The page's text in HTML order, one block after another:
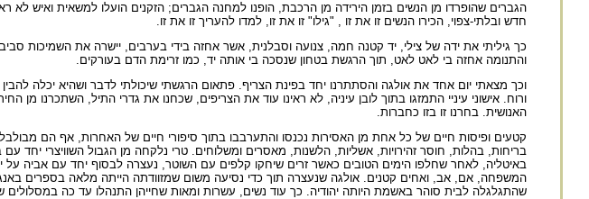
הגברים שהופרדו מן הנשים בזמן הירידה מן הרכבת, הופנו למחנה הגברים; הזקנים הועלו למשאית ואיש לא
חדש ובלתי-צפוי, הכירו הנשים זו את זו , "גילו" זו את זו, למדו להעריך זו את זו.
כך גיליתי את ידה של צילי, יד קטנה חמה, צנועה וסבלנית, אשר אחזה בידי בערבים, יישרה את השמיכות
והתנומה אחזה בי לאט לאט, תוך הרגשת בטחון שנסכה בי אותה יד, כמו זרימת הדם בעורקים.
וכך מצאתי יום אחד את אולגה והסתתרנו יחד בפינת הצריף. פתאום הרגשתי שיכולתי לדבר ושהיא יכלה
ורוח. אישוני עיניי התמזגו בתוך לובן עיניה, לא ראינו עוד את הצריפים, שכחנו את גדרי התיל, השתכרנו
האנושית. בחרנו זו בזו כחברות.
קטעים ופיסות חיים של כל אחת מן האסירות נכנסו והתערבבו בתוך סיפורי חיים של האחרות, אף הם
בריחות, בהלות, חוסר זהירויות, אשליות, הלשנות, מאסרים ומשלוחים. טרי נלקחה מן הגבול השוויצרי יחד
באיטליה, לאחר שחלפו הימים הטובים כאשר זרים שיחקו קלפים עם השוטר, נעצרה לבסוף יחד עם אביה
המשפחה, אם, אב, ואחים קטנים. אולגה שנעצרה תוך כדי נסיעה משום שמזוודתה הייתה מלאה בספרים
שהתגלגלה לבית סוהר באשמת היותה יהודיה. כך עוד נשים, עשרות ומאות שחייהן התנהלו עד כה במסלולים